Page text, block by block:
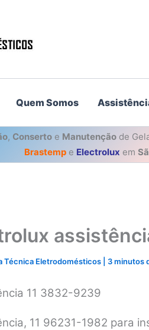
Quem Somos
, Conserto e Manutenção de
Brastempe Electrolux em
Técnica Eletrodomésticos 3 minutos
11 3832-9239
11 96231-1982 para